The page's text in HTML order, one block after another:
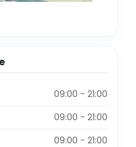
09:00 - 21:00
09:00 - 21:00
09:00 - 21:00